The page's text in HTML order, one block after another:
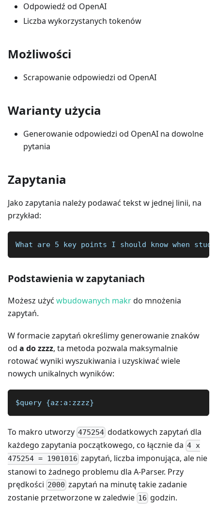
Odpowiedź od OpenAI
Liczba wykorzystanych tokenów
Możliwości
Scrapowanie odpowiedzi od OpenAI
Warianty użycia
Generowanie odpowiedzi od OpenAI na dowolne
pytania
Zapytania
Jako zapytania należy podawać tekst w jednej linii, na
przykład:
What are 5 key points I should know when
Podstawienia w zapytaniach
Możesz użyć wbudowanych makrdo mnożenia
zapytań.
W formacie zapytań określimy generowanie znaków
od a do zzzz, ta metoda pozwala maksymalnie
rotować wyniki wyszukiwania i uzyskiwać wiele
nowych unikalnych wyników:
$query {az:a:zzzz}
To makro utworzy 475254 dodatkowych zapytań dla
każdego zapytania początkowego, co łącznie da 4 x
475254 = 1901016 zapytań, liczba imponująca, ale nie
stanowi to żadnego problemu dla A-Parser. Przy
prędkości 2000 zapytań na minutę takie zadanie
zostanie przetworzone w zaledwie 16 godzin.